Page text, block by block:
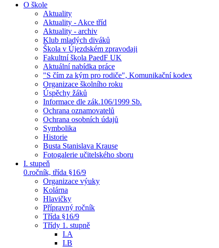
O škole
Aktuality
Aktuality - Akce tříd
Aktuality - archiv
Klub mladých diváků
Škola v Újezdském zpravodaji
Fakultní škola PaedF UK
Aktuální nabídka práce
"S čím za kým pro rodiče", Komunikační kodex
Organizace školního roku
Úspěchy žáků
Informace dle zák.106/1999 Sb.
Ochrana oznamovatelů
Ochrana osobních údajů
Symbolika
Historie
Busta Stanislava Krause
Fotogalerie učitelského sboru
I. stupeň
0.ročník, třída §16/9
Organizace výuky
Kolárna
Hlavičky
Přípravný ročník
Třída §16/9
Třídy 1. stupně
I.A
I.B